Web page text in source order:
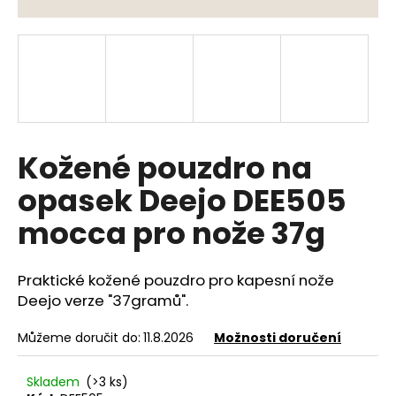
Kožené pouzdro na
opasek Deejo DEE505
mocca pro nože 37g
Praktické kožené pouzdro pro kapesní nože
Deejo verze "37gramů".
Můžeme doručit do: 11.8.2026 Možnosti doručení
Skladem (>3 ks)
a
j
?
HLEDAT
D
o
o
r
u